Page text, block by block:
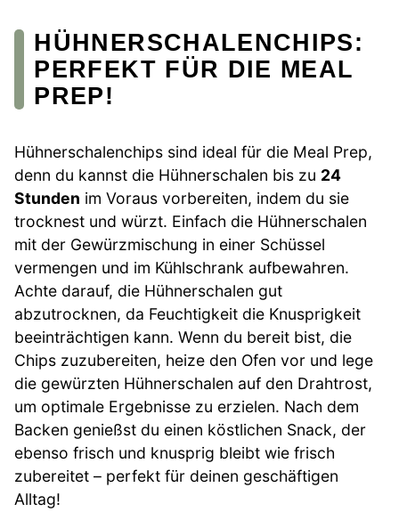
HÜHNERSCHALENCHIPS:
PERFEKT FÜR DIE MEAL
PREP!
Hühnerschalenchips sind ideal für die Meal Prep,
denn du kannst die Hühnerschalen bis zu 24
Stunden im Voraus vorbereiten, indem du sie
trocknest und würzt. Einfach die Hühnerschalen
mit der Gewürzmischung in einer Schüssel
vermengen und im Kühlschrank aufbewahren.
Achte darauf, die Hühnerschalen gut
abzutrocknen, da Feuchtigkeit die Knusprigkeit
beeinträchtigen kann. Wenn du bereit bist, die
Chips zuzubereiten, heize den Ofen vor und lege
die gewürzten Hühnerschalen auf den Drahtrost,
um optimale Ergebnisse zu erzielen. Nach dem
Backen genießst du einen köstlichen Snack, der
ebenso frisch und knusprig bleibt wie frisch
zubereitet – perfekt für deinen geschäftigen
Alltag!